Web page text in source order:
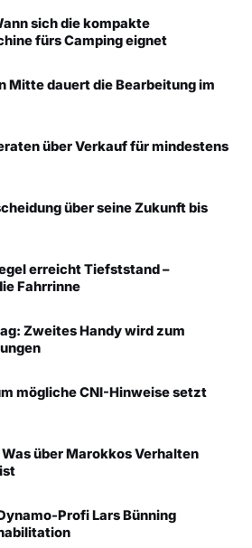
sich die kompakte
fürs Camping eignet
Mitte dauert die Bearbeitung im
über Verkauf für mindestens
über seine Zukunft bis
erreicht Tiefststand –
Fahrrinne
Zweites Handy wird zum
mögliche CNI-Hinweise setzt
über Marokkos Verhalten
Profi Lars Bünning